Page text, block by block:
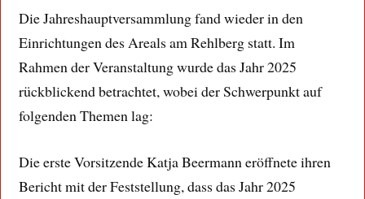
Die Jahreshauptversammlung fand wieder in den
Einrichtungen des Areals am Rehlberg statt. Im
Rahmen der Veranstaltung wurde das Jahr 2025
rückblickend betrachtet, wobei der Schwerpunkt auf
folgenden Themen lag:
Die erste Vorsitzende Katja Beermann eröffnete ihren
Bericht mit der Feststellung, dass das Jahr 2025